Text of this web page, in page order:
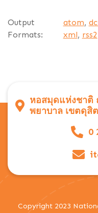
Output
Formats:
atom,
xml, rss2
หอสมุดแห่งชาติ
พยาบาล เขตดุสิ
0
Copyright 2023